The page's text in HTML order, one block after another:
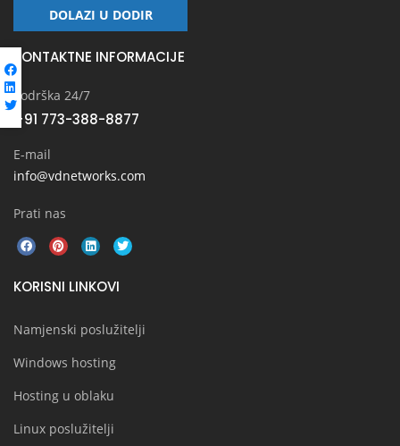
DOLAZI U DODIR
KONTAKTNE INFORMACIJE
Podrška 24/7
+91 773-388-8877
E-mail
info@vdnetworks.com
Prati nas
KORISNI LINKOVI
Namjenski poslužitelji
Windows hosting
Hosting u oblaku
Linux poslužitelji